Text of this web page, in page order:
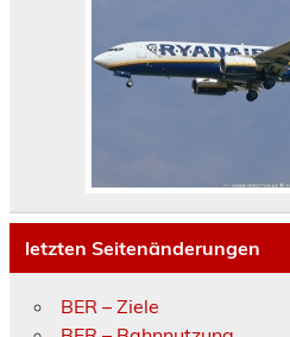
letzten Seitenänderungen
BER – Ziele